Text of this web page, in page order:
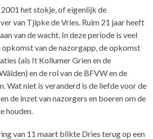
het stokje, of eigenlijk de
van Tjipke de Vries. Ruim 21 jaar heeft
van de wacht. In deze periode is veel
opkomst van de nazorgapp, de opkomst
(als It Kollumer Grien en de
en de rol van de BFVW en de
Wat niet is veranderd is de liefde voor de
de inzet van nazorgers en boeren om de
houden.
van 11 maart blikte Dries terug op een